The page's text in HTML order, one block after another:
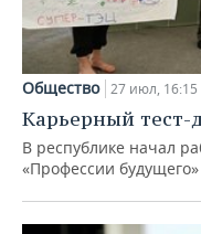
Общество 27 июл, 16:15
Карьерный
В республике начал
«Профессии будущего»